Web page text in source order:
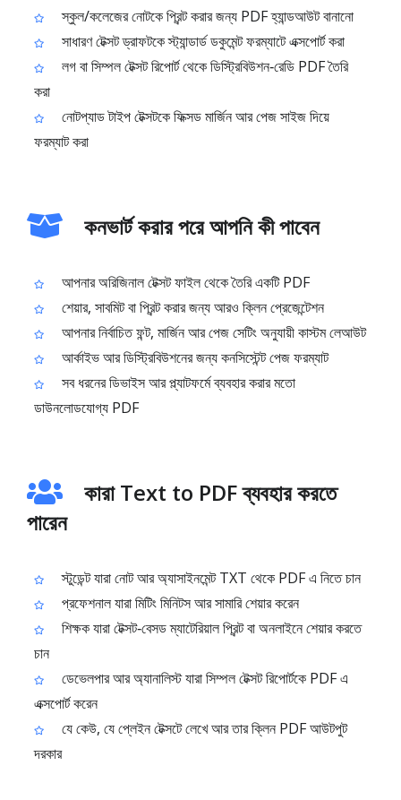
স্কুল/কলেজের নোটকে প্রিন্ট করার জন্য PDF হ্যান্ডআউট বানানো
সাধারণ টেক্সট ড্রাফটকে স্ট্যান্ডার্ড ডকুমেন্ট ফরম্যাটে এক্সপোর্ট করা
লগ বা সিম্পল টেক্সট রিপোর্ট থেকে ডিস্ট্রিবিউশন‑রেডি PDF তৈরি
করা
নোটপ্যাড টাইপ টেক্সটকে ফিক্সড মার্জিন আর পেজ সাইজ দিয়ে
ফরম্যাট করা
কনভার্ট করার পরে আপনি কী পাবেন
আপনার অরিজিনাল টেক্সট ফাইল থেকে তৈরি একটি PDF
শেয়ার, সাবমিট বা প্রিন্ট করার জন্য আরও ক্লিন প্রেজেন্টেশন
আপনার নির্বাচিত ফন্ট, মার্জিন আর পেজ সেটিং অনুযায়ী কাস্টম লেআউট
আর্কাইভ আর ডিস্ট্রিবিউশনের জন্য কনসিস্টেন্ট পেজ ফরম্যাট
সব ধরনের ডিভাইস আর প্ল্যাটফর্মে ব্যবহার করার মতো
ডাউনলোডযোগ্য PDF
কারা Text to PDF ব্যবহার করতে
পারেন
স্টুডেন্ট যারা নোট আর অ্যাসাইনমেন্ট TXT থেকে PDF এ নিতে চান
প্রফেশনাল যারা মিটিং মিনিটস আর সামারি শেয়ার করেন
শিক্ষক যারা টেক্সট‑বেসড ম্যাটেরিয়াল প্রিন্ট বা অনলাইনে শেয়ার করতে
চান
ডেভেলপার আর অ্যানালিস্ট যারা সিম্পল টেক্সট রিপোর্টকে PDF এ
এক্সপোর্ট করেন
যে কেউ, যে প্লেইন টেক্সটে লেখে আর তার ক্লিন PDF আউটপুট
দরকার